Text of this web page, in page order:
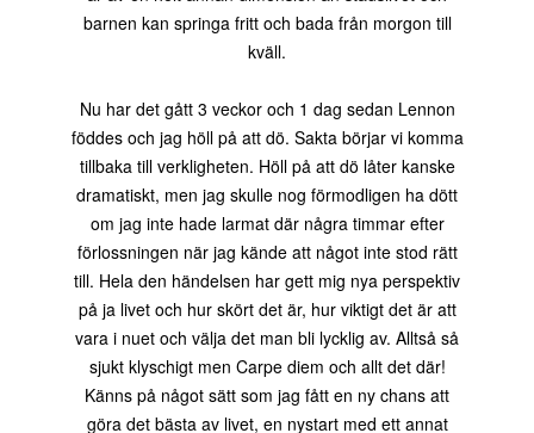
barnen kan springa fritt och bada från morgon till
kväll.
Nu har det gått 3 veckor och 1 dag sedan Lennon
föddes och jag höll på att dö. Sakta börjar vi komma
tillbaka till verkligheten. Höll på att dö låter kanske
dramatiskt, men jag skulle nog förmodligen ha dött
om jag inte hade larmat där några timmar efter
förlossningen när jag kände att något inte stod rätt
till. Hela den händelsen har gett mig nya perspektiv
på ja livet och hur skört det är, hur viktigt det är att
vara i nuet och välja det man bli lycklig av. Alltså så
sjukt klyschigt men Carpe diem och allt det där!
Känns på något sätt som jag fått en ny chans att
göra det bästa av livet, en nystart med ett annat